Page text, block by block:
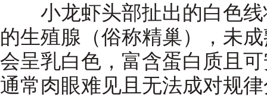
小龙虾头部扯出的白色线
的生殖腺（俗称精巢），未
会呈乳白色，富含蛋白质且
通常肉眼难见且无法成对规